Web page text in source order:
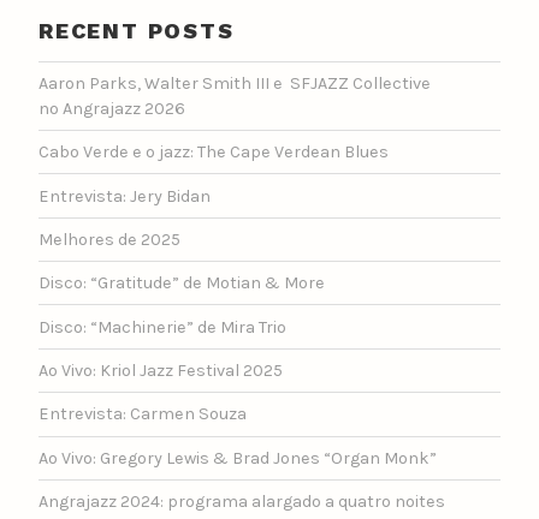
RECENT POSTS
Aaron Parks, Walter Smith III e SFJAZZ Collective
no Angrajazz 2026
Cabo Verde e o jazz: The Cape Verdean Blues
Entrevista: Jery Bidan
Melhores de 2025
Disco: “Gratitude” de Motian & More
Disco: “Machinerie” de Mira Trio
Ao Vivo: Kriol Jazz Festival 2025
Entrevista: Carmen Souza
Ao Vivo: Gregory Lewis & Brad Jones “Organ Monk”
Angrajazz 2024: programa alargado a quatro noites